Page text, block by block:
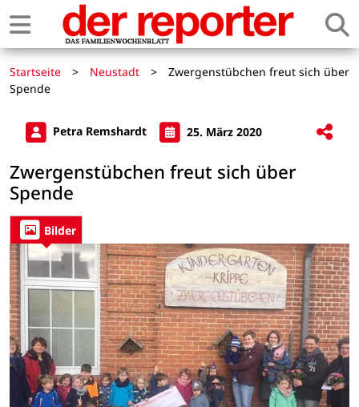
Startseite > Neustadt >
Zwergenstübchen freut sich über
Spende
Petra Remshardt 25. März 2020
Zwergenstübchen freut sich über
Spende
Bilder